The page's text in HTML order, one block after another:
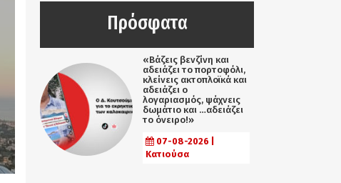
Πρόσφατα
«Βάζεις βενζίνη και
αδειάζει το πορτοφόλι,
κλείνεις ακτοπλοϊκά και
αδειάζει ο
λογαριασμός, ψάχνεις
δωμάτιο και …αδειάζει
το όνειρο!»
07-08-2026 |
Κατιούσα